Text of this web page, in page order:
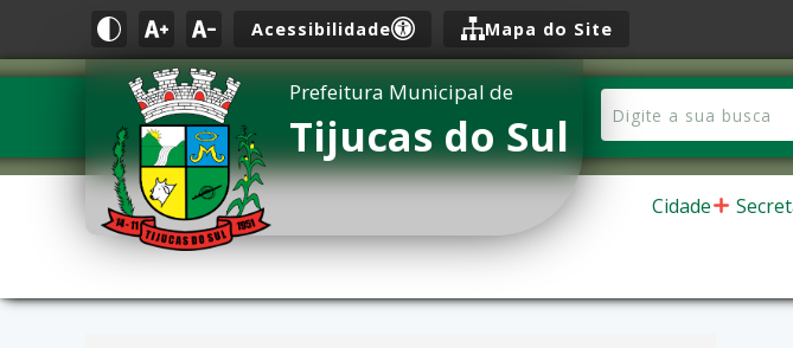
Acessibilidade Mapa do Site
Prefeitura Municipal de
Tijucas do Sul
Cidade